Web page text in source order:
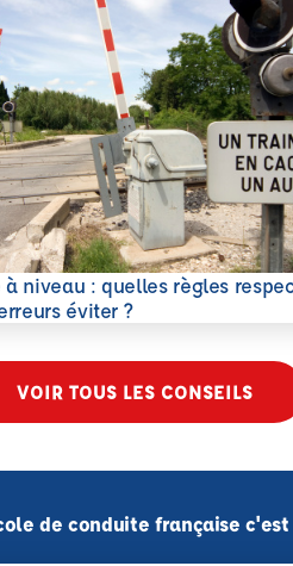
à niveau : quelles règles
éviter ?
VOIR TOUS LES CONSEILS
de conduite française c'est